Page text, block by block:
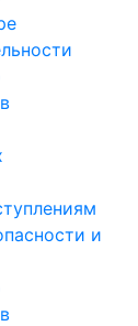
и